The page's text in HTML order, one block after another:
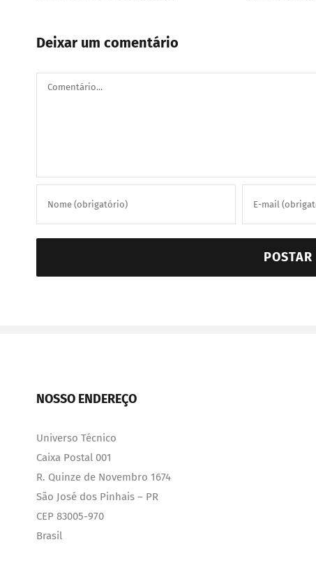
Deixar um comentário
Comentário
NOSSO ENDEREÇO
Universo Técnico
Caixa Postal 001
R. Quinze de Novembro 1674
São José dos Pinhais – PR
CEP 83005-970
Brasil